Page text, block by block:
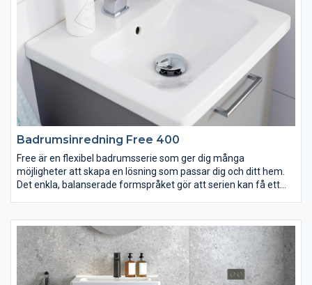
Badrumsinredning Free 400
Free är en flexibel badrumsserie som ger dig många
möjligheter att skapa en lösning som passar dig och ditt hem.
Det enkla, balanserade formspråket gör att serien kan få ett
är smalare och grundare än vad som är vanligt och perfekt för
små badrum. Passar dig som vill ha ett badrum som erbjuder
stor valfrihet och personliga lösningar. Designad för Vedum av
Jesper Ståhl.